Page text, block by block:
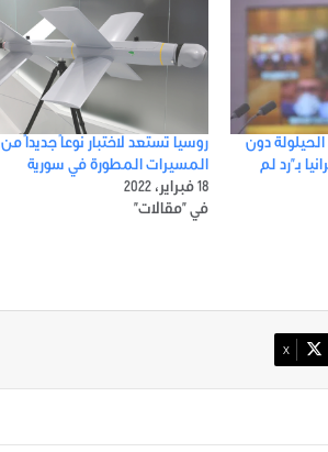
دون
بـ”رد لم
روسيا تستعد لاختبار نوعاً جديداً من
المسيرات المطورة في سورية
18 فبراير، 2022
في "مقالات"
‫X